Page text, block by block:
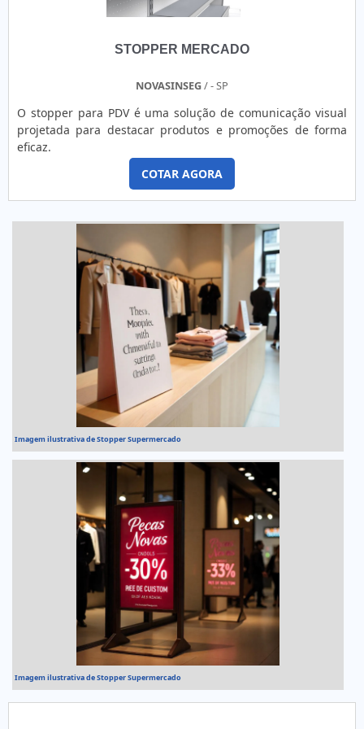
STOPPER MERCADO
NOVASINSEG/ - SP
O stopper para PDV é uma solução de comunicação visual
projetada para destacar produtos e promoções de forma
eficaz.
COTAR AGORA
Imagem ilustrativa de Stopper Supermercado
Imagem ilustrativa de Stopper Supermercado